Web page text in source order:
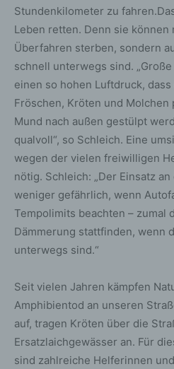
Stundenkilometer zu
Leben retten. Denn sie
Überfahren sterben, sondern
schnell unterwegs sind.
einen so hohen Luftdruck,
Fröschen, Kröten und
Mund nach außen gestülpt
qualvoll“, so Schleich. Eine
wegen der vielen freiwilligen
nötig. Schleich: „Der Einsatz
weniger gefährlich, wenn
Tempolimits beachten – zumal
Dämmerung stattfinden, wenn
unterwegs sind.“
Seit vielen Jahren kämpfen
Amphibientod an unseren
auf, tragen Kröten über die
Ersatzlaichgewässer an. Für
sind zahlreiche Helferinnen